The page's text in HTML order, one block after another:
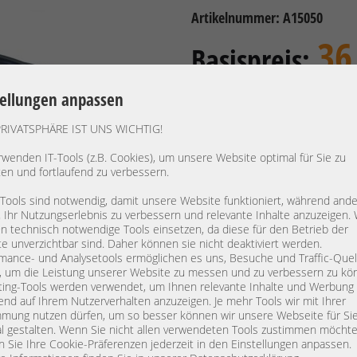
anpassen
IST UNS WICHTIG!
IT-Tools (z.B. Cookies), um unsere Website optimal für Sie zu
und fortlaufend zu verbessern.
sind notwendig, damit unsere Website funktioniert, während
Ihr Nutzungserlebnis zu verbessern und relevante Inhalte anzuzeigen.
technisch notwendige Tools einsetzen, da diese für den Betrieb der
unverzichtbar sind. Daher können sie nicht deaktiviert werden.
und Analysetools ermöglichen es uns, Besuche und Traffic-
um die Leistung unserer Website zu messen und zu verbessern zu
Tools werden verwendet, um Ihnen relevante Inhalte und Werbung
auf Ihrem Nutzerverhalten anzuzeigen. Je mehr Tools wir mit Ihrer
nutzen dürfen, um so besser können wir unsere Webseite für Sie
gestalten. Wenn Sie nicht allen verwendeten Tools zustimmen
Sie Ihre Cookie-Präferenzen jederzeit in den Einstellungen anpassen.
Artikelnummer: A15050
Basispreis:
Lieferzeit:
Hersteller: Generic
Gerätetyp: SAS
Modell:
PN:
Länge:
1m
Anschlüsse: 1x SFF-
Nettogewicht: 0,155 kg